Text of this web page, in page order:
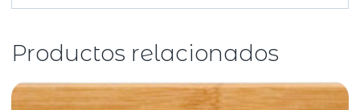
Productos relacionados